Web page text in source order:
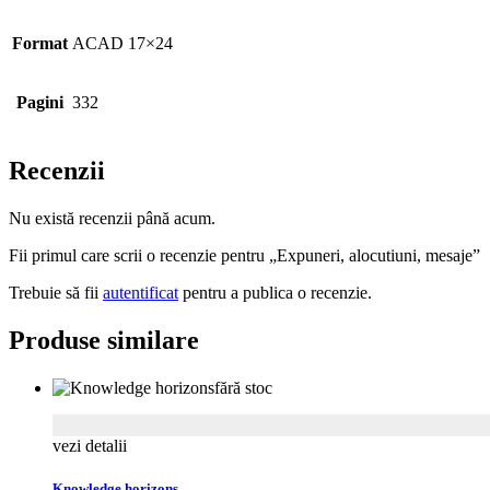
Format ACAD 17×24
Pagini 332
Recenzii
Nu există recenzii până acum.
Fii primul care scrii o recenzie pentru „Expuneri, alocutiuni, mesaje”
Trebuie să fii autentificat pentru a publica o recenzie.
Produse similare
fără stoc
vezi detalii